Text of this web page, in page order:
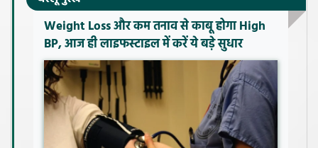
Weight Loss और कम तनाव से काबू होगा High
BP, आज ही लाइफस्टाइल में करें ये बड़े सुधार